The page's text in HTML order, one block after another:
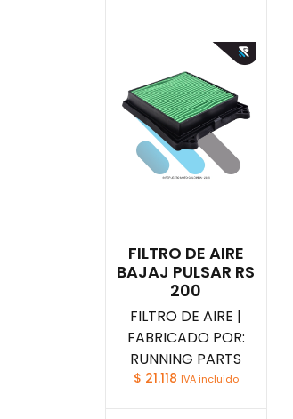
FILTRO DE AIRE
BAJAJ PULSAR RS
200
FILTRO DE AIRE |
FABRICADO POR:
RUNNING PARTS
$ 21.118 IVA incluido